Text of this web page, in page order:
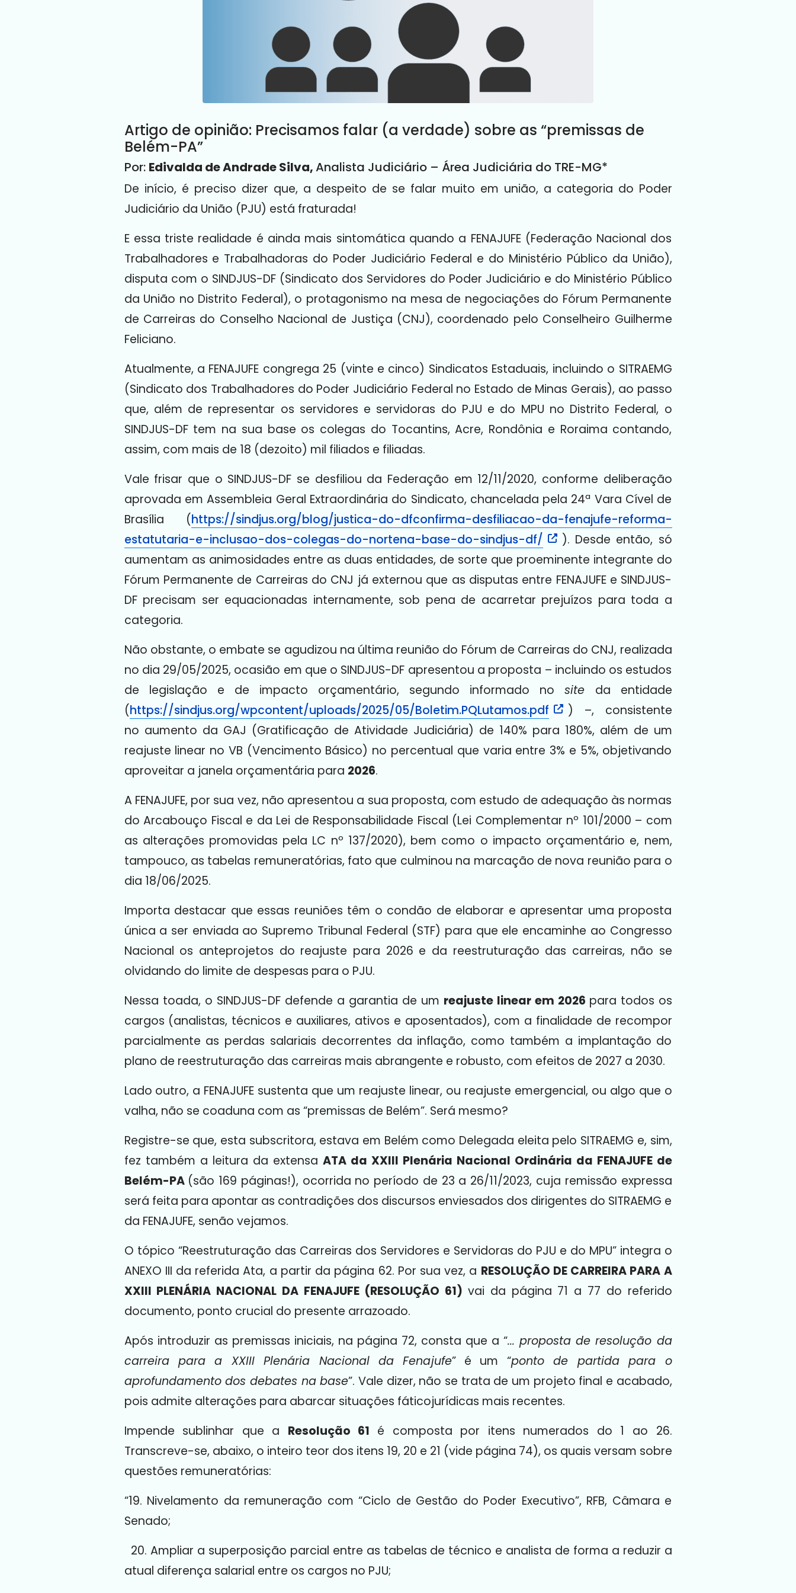
Artigo de opinião: Precisamos falar (a verdade) sobre as “premissas de
Belém-PA”
Por: Edivalda de Andrade Silva,Analista Judiciário – Área Judiciária do TRE-MG*
De início, é preciso dizer que, a despeito de se falar muito em união, a categoria do Poder
Judiciário da União (PJU) está fraturada!
E essa triste realidade é ainda mais sintomática quando a FENAJUFE (Federação Nacional dos
Trabalhadores e Trabalhadoras do Poder Judiciário Federal e do Ministério Público da União),
disputa com o SINDJUS-DF (Sindicato dos Servidores do Poder Judiciário e do Ministério Público
da União no Distrito Federal), o protagonismo na mesa de negociações do Fórum Permanente
de Carreiras do Conselho Nacional de Justiça (CNJ), coordenado pelo Conselheiro Guilherme
Feliciano.
Atualmente, a FENAJUFE congrega 25 (vinte e cinco) Sindicatos Estaduais, incluindo o SITRAEMG
(Sindicato dos Trabalhadores do Poder Judiciário Federal no Estado de Minas Gerais), ao passo
que, além de representar os servidores e servidoras do PJU e do MPU no Distrito Federal, o
SINDJUS-DF tem na sua base os colegas do Tocantins, Acre, Rondônia e Roraima contando,
assim, com mais de 18 (dezoito) mil filiados e filiadas.
Vale frisar que o SINDJUS-DF se desfiliou da Federação em 12/11/2020, conforme deliberação
aprovada em Assembleia Geral Extraordinária do Sindicato, chancelada pela 24ª Vara Cível de
Brasília (https://sindjus.org/blog/justica-do-dfconfirma-desfiliacao-da-fenajufe-reforma-
estatutaria-e-inclusao-dos-colegas-do-nortena-base-do-sindjus-df/
). Desde então, só
aumentam as animosidades entre as duas entidades, de sorte que proeminente integrante do
Fórum Permanente de Carreiras do CNJ já externou que as disputas entre FENAJUFE e SINDJUS-
DF precisam ser equacionadas internamente, sob pena de acarretar prejuízos para toda a
categoria.
Não obstante, o embate se agudizou na última reunião do Fórum de Carreiras do CNJ, realizada
no dia 29/05/2025, ocasião em que o SINDJUS-DF apresentou a proposta – incluindo os estudos
de legislação e de impacto orçamentário, segundo informado no site da entidade
(https://sindjus.org/wpcontent/uploads/2025/05/Boletim.PQLutamos.pdf
) –, consistente
no aumento da GAJ (Gratificação de Atividade Judiciária) de 140% para 180%, além de um
reajuste linear no VB (Vencimento Básico) no percentual que varia entre 3% e 5%, objetivando
aproveitar a janela orçamentária para 2026.
A FENAJUFE, por sua vez, não apresentou a sua proposta, com estudo de adequação às normas
do Arcabouço Fiscal e da Lei de Responsabilidade Fiscal (Lei Complementar nº 101/2000 – com
as alterações promovidas pela LC nº 137/2020), bem como o impacto orçamentário e, nem,
tampouco, as tabelas remuneratórias, fato que culminou na marcação de nova reunião para o
dia 18/06/2025.
Importa destacar que essas reuniões têm o condão de elaborar e apresentar uma proposta
única a ser enviada ao Supremo Tribunal Federal (STF) para que ele encaminhe ao Congresso
Nacional os anteprojetos do reajuste para 2026 e da reestruturação das carreiras, não se
olvidando do limite de despesas para o PJU.
Nessa toada, o SINDJUS-DF defende a garantia de um reajuste linear em 2026 para todos os
cargos (analistas, técnicos e auxiliares, ativos e aposentados), com a finalidade de recompor
parcialmente as perdas salariais decorrentes da inflação, como também a implantação do
plano de reestruturação das carreiras mais abrangente e robusto, com efeitos de 2027 a 2030.
Lado outro, a FENAJUFE sustenta que um reajuste linear, ou reajuste emergencial, ou algo que o
valha, não se coaduna com as “premissas de Belém”. Será mesmo?
Registre-se que, esta subscritora, estava em Belém como Delegada eleita pelo SITRAEMG e, sim,
fez também a leitura da extensa ATA da XXIII Plenária Nacional Ordinária da FENAJUFE de
Belém-PA (são 169 páginas!), ocorrida no período de 23 a 26/11/2023, cuja remissão expressa
será feita para apontar as contradições dos discursos enviesados dos dirigentes do SITRAEMG e
da FENAJUFE, senão vejamos.
O tópico “Reestruturação das Carreiras dos Servidores e Servidoras do PJU e do MPU” integra o
ANEXO III da referida Ata, a partir da página 62. Por sua vez, a RESOLUÇÃO DE CARREIRA PARA A
XXIII PLENÁRIA NACIONAL DA FENAJUFE (RESOLUÇÃO 61)vai da página 71 a 77 do referido
documento, ponto crucial do presente arrazoado.
Após introduzir as premissas iniciais, na página 72, consta que a “...proposta de resolução da
carreira para a XXIII Plenária Nacional da Fenajufe” é um “ponto de partida para o
aprofundamento dos debates na base”. Vale dizer, não se trata de um projeto final e acabado,
pois admite alterações para abarcar situações fáticojurídicas mais recentes.
Impende sublinhar que a Resolução 61 é composta por itens numerados do 1 ao 26.
Transcreve-se, abaixo, o inteiro teor dos itens 19, 20 e 21 (vide página 74), os quais versam sobre
questões remuneratórias:
“19. Nivelamento da remuneração com “Ciclo de Gestão do Poder Executivo”, RFB, Câmara e
Senado;
20. Ampliar a superposição parcial entre as tabelas de técnico e analista de forma a reduzir a
atual diferença salarial entre os cargos no PJU;